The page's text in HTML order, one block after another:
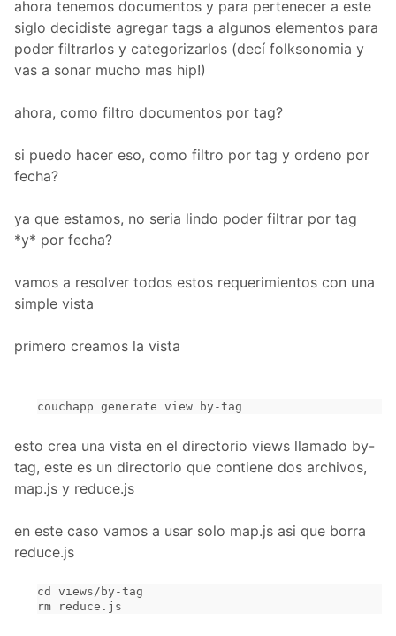
ahora tenemos documentos y para pertenecer a este
siglo decidiste agregar tags a algunos elementos para
poder filtrarlos y categorizarlos (decí folksonomia y
vas a sonar mucho mas hip!)
ahora, como filtro documentos por tag?
si puedo hacer eso, como filtro por tag y ordeno por
fecha?
ya que estamos, no seria lindo poder filtrar por tag
*y* por fecha?
vamos a resolver todos estos requerimientos con una
simple vista
primero creamos la vista
couchapp generate view by-tag
esto crea una vista en el directorio views llamado by-
tag, este es un directorio que contiene dos archivos,
map.js y reduce.js
en este caso vamos a usar solo map.js asi que borra
reduce.js
cd views/by-tag
rm reduce.js